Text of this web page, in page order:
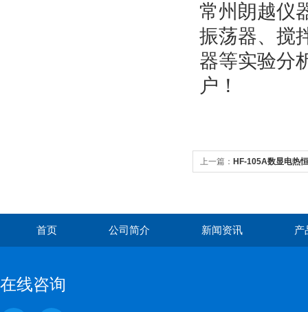
常州朗越仪
振荡器、搅
器等实验分
户！
上一篇： HF-105A数显电热
首页 公司简介 新闻资讯 产
在线咨询